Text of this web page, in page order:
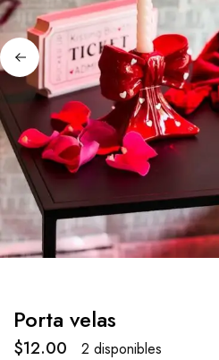
Porta velas
$12.00
2 disponibles